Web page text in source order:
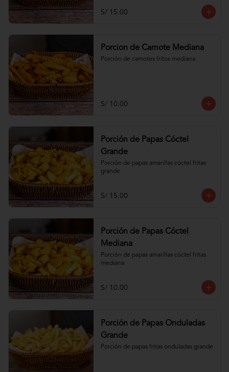
S/ 15.00
Porcion de Camote Mediana
Porción de camotes fritos mediana
S/ 10.00
Porción de Papas Cóctel
Grande
Porción de papas amarillas cóctel fritas
grande
S/ 15.00
Porción de Papas Cóctel
Mediana
Porción de papas amarillas cóctel fritas
mediana
S/ 10.00
Porción de Papas Onduladas
Grande
Porción de papas fritas onduladas grande